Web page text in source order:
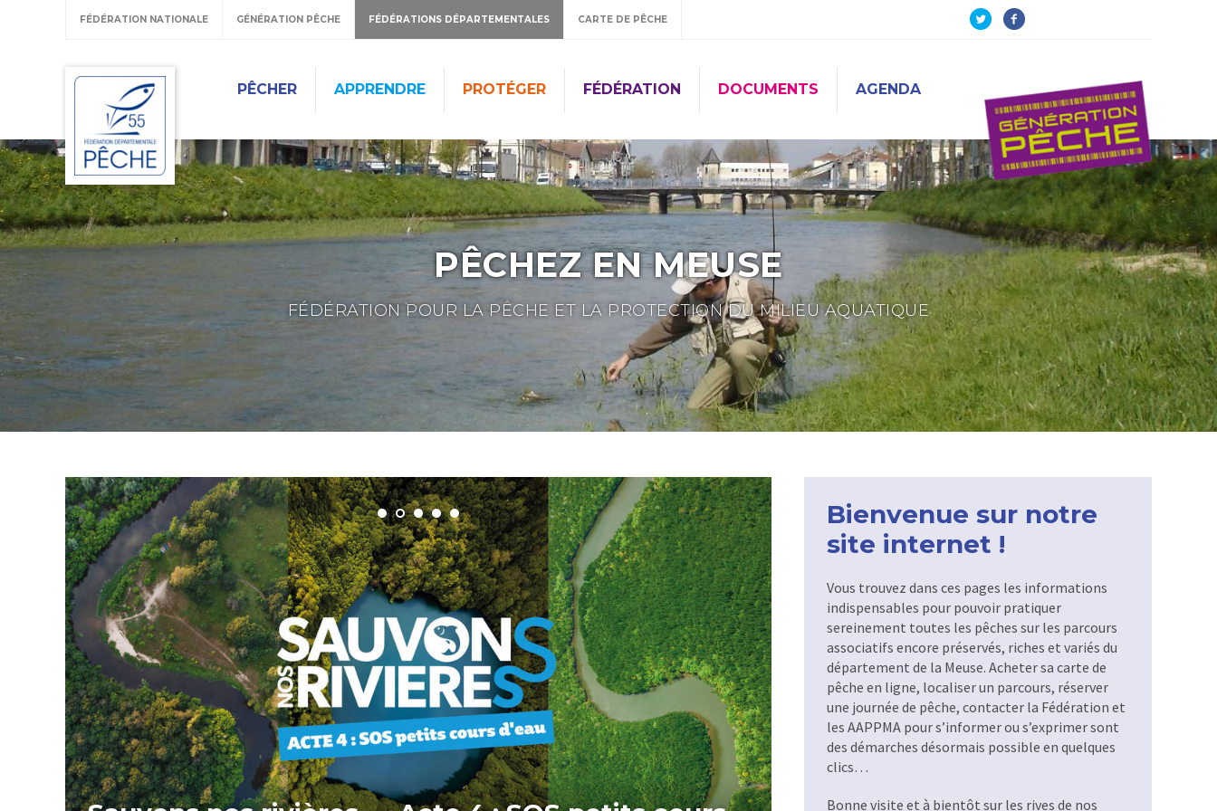
FÉDÉRATION NATIONALE GÉNÉRATION PÊCHE FÉDÉRATIONS DÉPARTEMENTALES CARTE DE PÊCHE
PÊCHER APPRENDRE PROTÉGER FÉDÉRATION DOCUMENTS AGENDA
PÊCHEZ EN MEUSE
FÉDÉRATION POUR LA PÊCHE ET LA PROTECTION DU MILIEU AQUATIQUE
Bienvenue sur notre
site internet !
Vous trouvez dans ces pages les informations
indispensables pour pouvoir pratiquer
sereinement toutes les pêches sur les parcours
associatifs encore préservés, riches et variés du
département de la Meuse. Acheter sa carte de
pêche en ligne, localiser un parcours, réserver
une journée de pêche, contacter la Fédération et
les AAPPMA pour s’informer ou s’exprimer sont
des démarches désormais possible en quelques
clics…
Bonne visite et à bientôt sur les rives de nos